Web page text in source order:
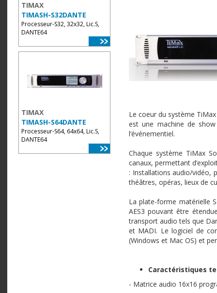
TIMAX
TIMASH-S32DANTE
Processeur-S32, 32x32, Lic.S,
DANTE64
TIMAX
TIMASH-S64DANTE
Processeur-S64, 64x64, Lic.S,
DANTE64
Le coeur du système
est une machine de
l’événementiel.
Chaque système TiMax
canaux, permettant
: Installations audio/vidéo,
théâtres, opéras, lieux de
La plate-forme matérielle
AES3 pouvant être
transport audio tels que
et MADI. Le logiciel de
(Windows et Mac OS) et
Caractéristiques
- Matrice audio 16x16